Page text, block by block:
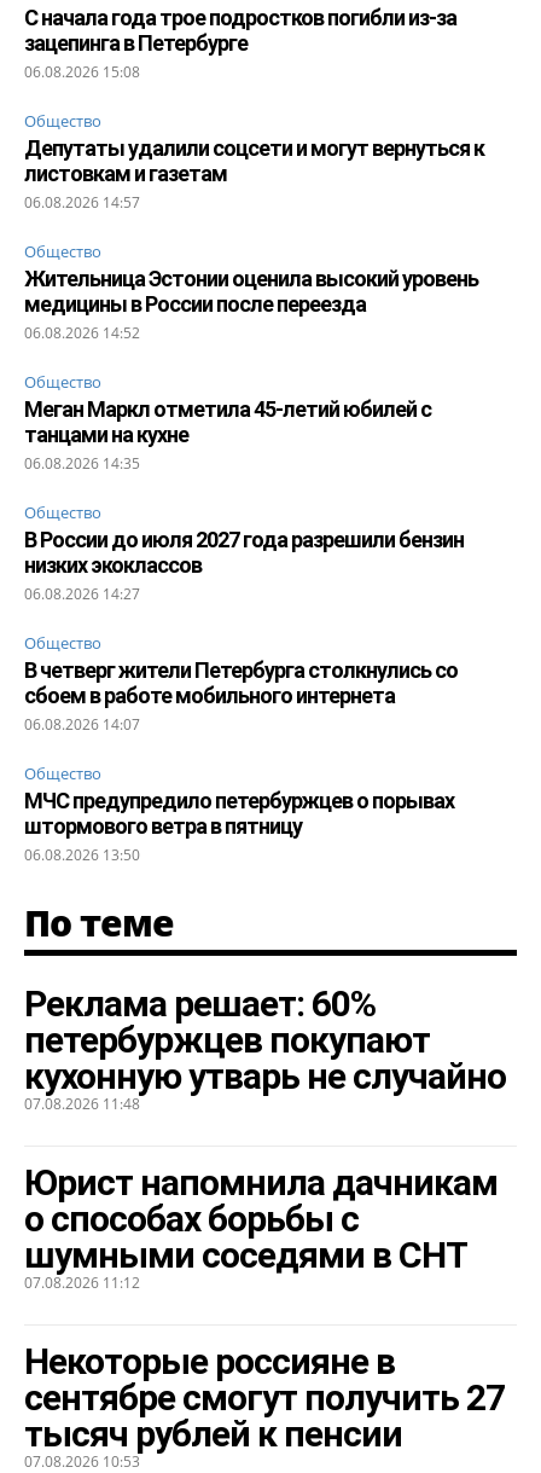
С начала года трое подростков погибли из-за
зацепинга в Петербурге
06.08.2026 15:08
Общество
Депутаты удалили соцсети и могут вернуться к
листовкам и газетам
06.08.2026 14:57
Общество
Жительница Эстонии оценила высокий уровень
медицины в России после переезда
06.08.2026 14:52
Общество
Меган Маркл отметила 45-летий юбилей с
танцами на кухне
06.08.2026 14:35
Общество
В России до июля 2027 года разрешили бензин
низких экоклассов
06.08.2026 14:27
Общество
В четверг жители Петербурга столкнулись со
сбоем в работе мобильного интернета
06.08.2026 14:07
Общество
МЧС предупредило петербуржцев о порывах
штормового ветра в пятницу
06.08.2026 13:50
По теме
Реклама решает: 60%
петербуржцев покупают
кухонную утварь не случайно
07.08.2026 11:48
Юрист напомнила дачникам
о способах борьбы с
шумными соседями в СНТ
07.08.2026 11:12
Некоторые россияне в
сентябре смогут получить 27
тысяч рублей к пенсии
07.08.2026 10:53